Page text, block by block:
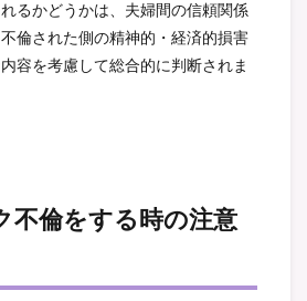
るかどうかは、夫婦間の信頼関係
倫された側の精神的・経済的損害
容を考慮して総合的に判断されま
不倫をする時の注意